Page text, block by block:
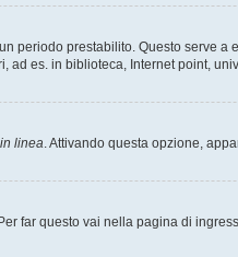
periodo prestabilito. Questo serve
es. in biblioteca, Internet point,
linea. Attivando questa opzione,
far questo vai nella pagina di